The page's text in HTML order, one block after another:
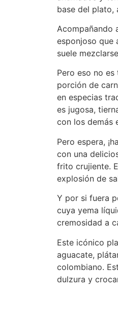
base del plato,
Acompañando
esponjoso que
suele
Pero eso no es
porción de
en especias
es jugosa,
con los demás
Pero espera,
con una
frito crujiente.
explosión de
Y por si fuera
cuya yema
cremosidad a
Este icónico
aguacate,
colombiano.
dulzura y